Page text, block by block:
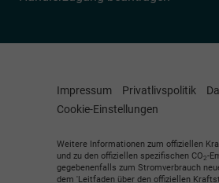
Impressum Privatlivspolitik
Cookie-Einstellungen
Weitere Informationen zum offiziellen
und zu den offiziellen spezifischen CO2-
gegebenenfalls zum Stromverbrauch
dem 'Leitfaden über den offiziellen